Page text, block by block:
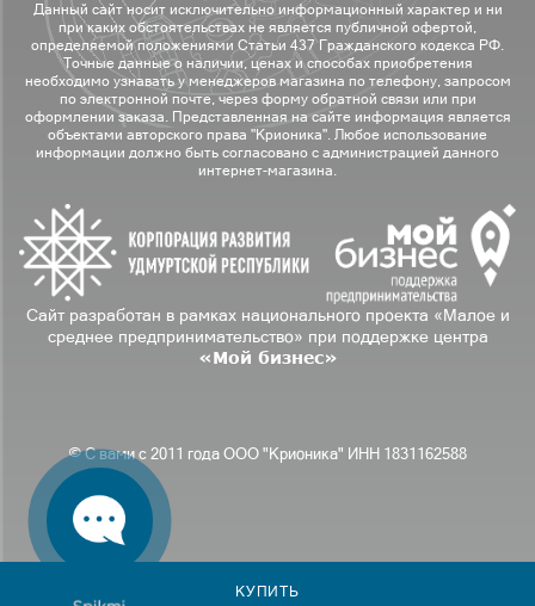
КУПИТЬ
Данный сайт носит исключительно информационный характер и ни
при каких обстоятельствах не является публичной офертой,
определяемой положениями Статьи 437 Гражданского кодекса РФ.
Точные данные о наличии, ценах и способах приобретения
необходимо узнавать у менеджеров магазина по телефону, запросом
по электронной почте, через форму обратной связи или при
оформлении заказа. Представленная на сайте информация является
объектами авторского права "Крионика". Любое использование
информации должно быть согласовано с администрацией данного
интернет-магазина.
Сайт разработан в рамках национального проекта «Малое и
среднее предпринимательство» при поддержке центра
«Мой бизнес»
© С вами с 2011 года ООО "Крионика" ИНН 1831162588